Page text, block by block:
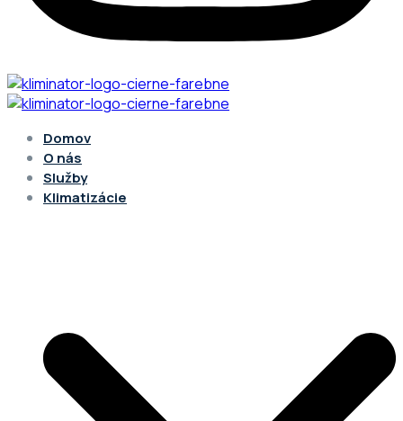
Domov
O nás
Služby
Klimatizácie